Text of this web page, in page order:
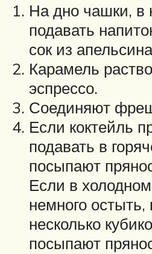
На дно чашки, в
подавать
сок из
Карамель
эспрессо.
Соединяют
Если коктейль
подавать в
посыпают
Если в
немного остыть,
несколько
посыпают